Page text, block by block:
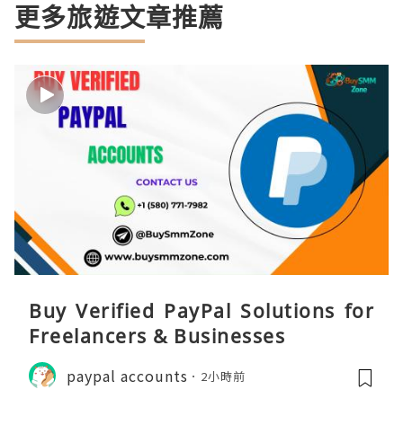
更多旅遊文章推薦
Buy Verified PayPal Solutions for
Freelancers & Businesses
paypal accounts 2小時前